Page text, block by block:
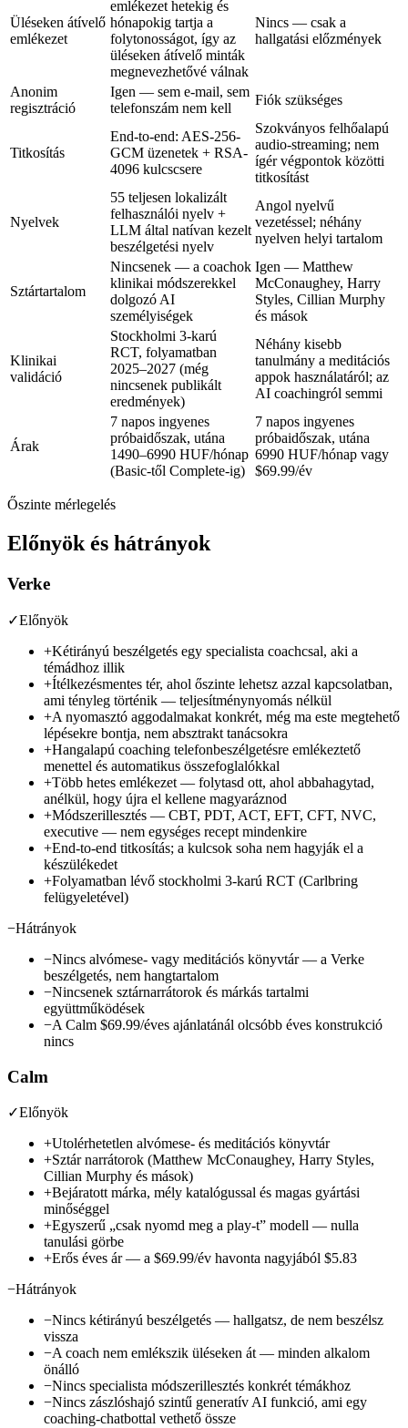
Üléseken átívelő
emlékezet
emlékezet hetekig és
hónapokig tartja a
folytonosságot, így az
üléseken átívelő minták
megnevezhetővé válnak
Nincs — csak a
hallgatási előzmények
Anonim
regisztráció
Igen — sem e-mail, sem
telefonszám nem kell
Fiók szükséges
Titkosítás
End-to-end: AES-256-
GCM üzenetek + RSA-
4096 kulcscsere
Szokványos felhőalapú
audio-streaming; nem
ígér végpontok közötti
titkosítást
Nyelvek
55 teljesen lokalizált
felhasználói nyelv +
LLM által natívan kezelt
beszélgetési nyelv
Angol nyelvű
vezetéssel; néhány
nyelven helyi tartalom
Sztártartalom
Nincsenek — a coachok
klinikai módszerekkel
dolgozó AI
személyiségek
Igen — Matthew
McConaughey, Harry
Styles, Cillian Murphy
és mások
Klinikai
validáció
Stockholmi 3-karú
RCT, folyamatban
2025–2027 (még
nincsenek publikált
eredmények)
Néhány kisebb
tanulmány a meditációs
appok használatáról; az
AI coachingról semmi
Árak
7 napos ingyenes
próbaidőszak, utána
1490–6990 HUF/hónap
(Basic-től Complete-ig)
7 napos ingyenes
próbaidőszak, utána
6990 HUF/hónap vagy
$69.99/év
Őszinte mérlegelés
Előnyök és hátrányok
Verke
✓Előnyök
+Kétirányú beszélgetés egy specialista coachcsal, aki a
témádhoz illik
+Ítélkezésmentes tér, ahol őszinte lehetsz azzal kapcsolatban,
ami tényleg történik — teljesítménynyomás nélkül
+A nyomasztó aggodalmakat konkrét, még ma este megtehető
lépésekre bontja, nem absztrakt tanácsokra
+Hangalapú coaching telefonbeszélgetésre emlékeztető
menettel és automatikus összefoglalókkal
+Több hetes emlékezet — folytasd ott, ahol abbahagytad,
anélkül, hogy újra el kellene magyaráznod
+Módszerillesztés — CBT, PDT, ACT, EFT, CFT, NVC,
executive — nem egységes recept mindenkire
+End-to-end titkosítás; a kulcsok soha nem hagyják el a
készülékedet
+Folyamatban lévő stockholmi 3-karú RCT (Carlbring
felügyeletével)
−Hátrányok
−Nincs alvómese- vagy meditációs könyvtár — a Verke
beszélgetés, nem hangtartalom
−Nincsenek sztárnarrátorok és márkás tartalmi
együttműködések
−A Calm $69.99/éves ajánlatánál olcsóbb éves konstrukció
nincs
Calm
✓Előnyök
+Utolérhetetlen alvómese- és meditációs könyvtár
+Sztár narrátorok (Matthew McConaughey, Harry Styles,
Cillian Murphy és mások)
+Bejáratott márka, mély katalógussal és magas gyártási
minőséggel
+Egyszerű „csak nyomd meg a play-t” modell — nulla
tanulási görbe
+Erős éves ár — a $69.99/év havonta nagyjából $5.83
−Hátrányok
−Nincs kétirányú beszélgetés — hallgatsz, de nem beszélsz
vissza
−A coach nem emlékszik üléseken át — minden alkalom
önálló
−Nincs specialista módszerillesztés konkrét témákhoz
−Nincs zászlóshajó szintű generatív AI funkció, ami egy
coaching-chatbottal vethető össze